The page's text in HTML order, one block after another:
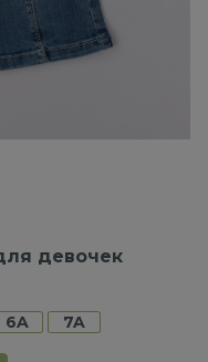
девочек
6A 7A